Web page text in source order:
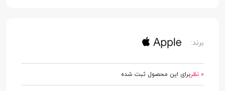
برند:
0 نظر برای این محصول ثبت شده